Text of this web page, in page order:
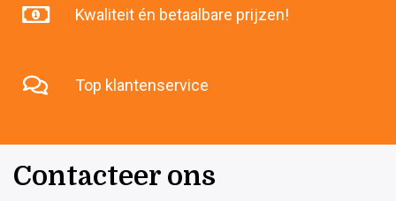
Kwaliteit én betaalbare prijzen!
Top klantenservice
Contacteer ons